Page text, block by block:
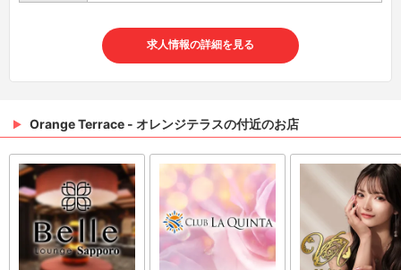
求人情報の詳細を見る
Orange Terrace - オレンジテラスの付近のお店